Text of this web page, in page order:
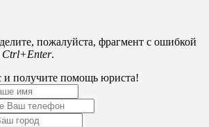
пожалуйста, фрагмент с ошибкой
Ctrl+Enter.
и получите помощь юриста!